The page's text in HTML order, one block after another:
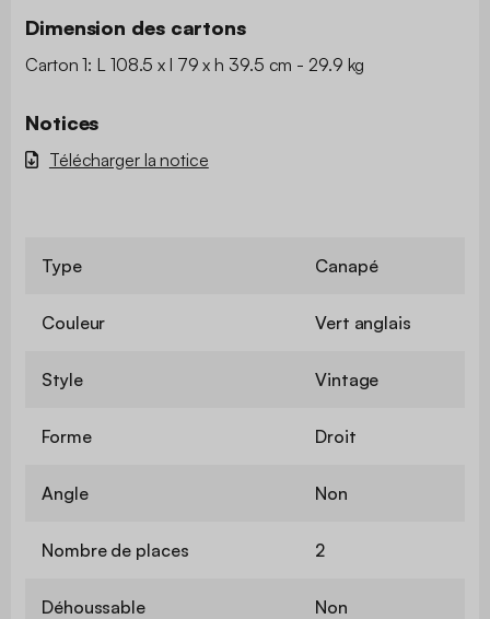
Dimension des cartons
Carton 1: L 108.5 x l 79 x h 39.5 cm - 29.9 kg
Notices
Télécharger la notice
Type Canapé
Couleur Vert anglais
Style Vintage
Forme Droit
Angle Non
Nombre de places 2
Déhoussable Non